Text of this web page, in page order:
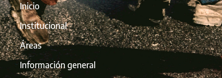
Inicio
Institucional
Áreas
Información general